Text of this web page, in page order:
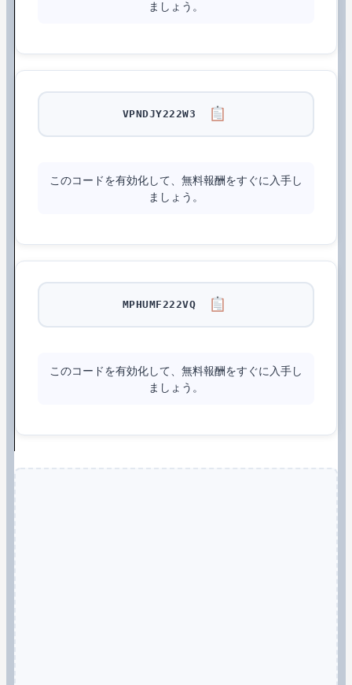
ましょう。
VPNDJY222W3
このコードを有効化して、無料報酬をすぐに入手し
ましょう。
MPHUMF222VQ
このコードを有効化して、無料報酬をすぐに入手し
ましょう。